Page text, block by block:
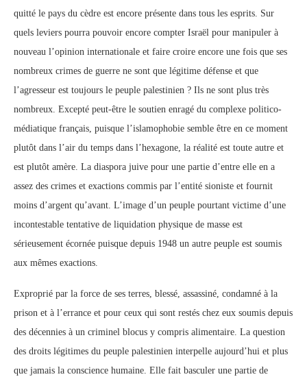
quitté le pays du cèdre est encore présente dans tous les esprits. Sur
quels leviers pourra pouvoir encore compter Israël pour manipuler à
nouveau l’opinion internationale et faire croire encore une fois que ses
nombreux crimes de guerre ne sont que légitime défense et que
l’agresseur est toujours le peuple palestinien ? Ils ne sont plus très
nombreux. Excepté peut-être le soutien enragé du complexe politico-
médiatique français, puisque l’islamophobie semble être en ce moment
plutôt dans l’air du temps dans l’hexagone, la réalité est toute autre et
est plutôt amère. La diaspora juive pour une partie d’entre elle en a
assez des crimes et exactions commis par l’entité sioniste et fournit
moins d’argent qu’avant. L’image d’un peuple pourtant victime d’une
incontestable tentative de liquidation physique de masse est
sérieusement écornée puisque depuis 1948 un autre peuple est soumis
aux mêmes exactions.
Exproprié par la force de ses terres, blessé, assassiné, condamné à la
prison et à l’errance et pour ceux qui sont restés chez eux soumis depuis
des décennies à un criminel blocus y compris alimentaire. La question
des droits légitimes du peuple palestinien interpelle aujourd’hui et plus
que jamais la conscience humaine. Elle fait basculer une partie de